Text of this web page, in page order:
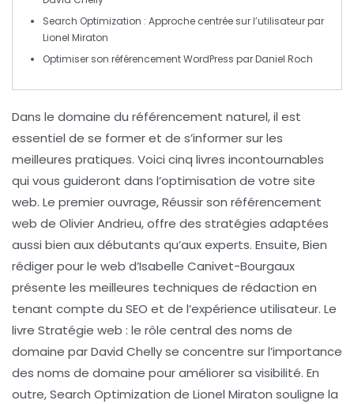
Search Optimization : Approche centrée sur l’utilisateur par
Lionel Miraton
Optimiser son référencement WordPress par Daniel Roch
Dans le domaine du référencement naturel, il est
essentiel de se former et de s’informer sur les
meilleures pratiques. Voici cinq livres incontournables
qui vous guideront dans l’optimisation de votre site
web. Le premier ouvrage,Réussir son référencement
web de Olivier Andrieu, offre des stratégies adaptées
aussi bien aux débutants qu’aux experts. Ensuite,Bien
rédiger pour le web d’Isabelle Canivet-Bourgaux
présente les meilleures techniques de rédaction en
tenant compte du SEO et de l’expérience utilisateur. Le
livre Stratégie web : le rôle central des noms de
domaine par David Chelly se concentre sur l’importance
des noms de domaine pour améliorer sa visibilité. En
outre,Search Optimization de Lionel Miraton souligne la